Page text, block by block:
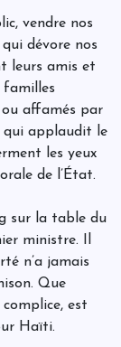
vendre nos
dévore nos
leurs amis et
familles
affamés par
qui applaudit le
les yeux
de l’État.
sur la table du
ministre. Il
n’a jamais
Que
est
Haïti.